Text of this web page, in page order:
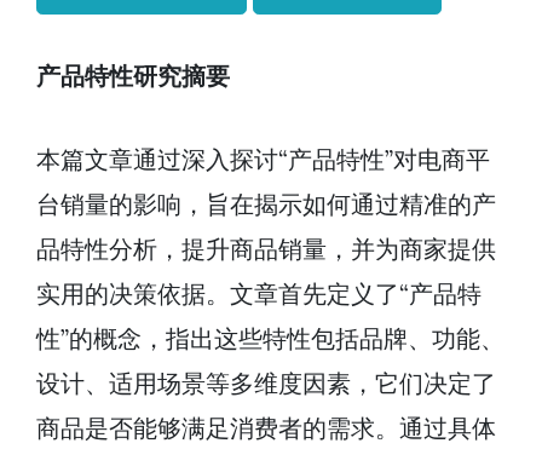
产品特性研究摘要
本篇文章通过深入探讨“产品特性”对电商平
台销量的影响，旨在揭示如何通过精准的产
品特性分析，提升商品销量，并为商家提供
实用的决策依据。文章首先定义了“产品特
性”的概念，指出这些特性包括品牌、功能、
设计、适用场景等多维度因素，它们决定了
商品是否能够满足消费者的需求。通过具体